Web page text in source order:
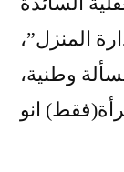
المنزل”،
وطنية،